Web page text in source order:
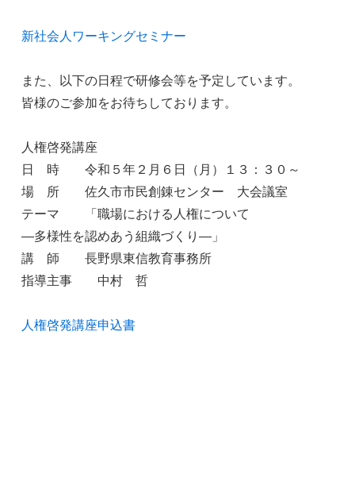
新社会人ワーキングセミナー
また、以下の日程で研修会等を予定しています。
皆様のご参加をお待ちしております。
人権啓発講座
日 時 令和５年２月６日（月）１３：３０～
場 所 佐久市市民創錬センター 大会議室
テーマ 「職場における人権について
―多様性を認めあう組織づくり―」
講 師 長野県東信教育事務所
指導主事 中村 哲
人権啓発講座申込書